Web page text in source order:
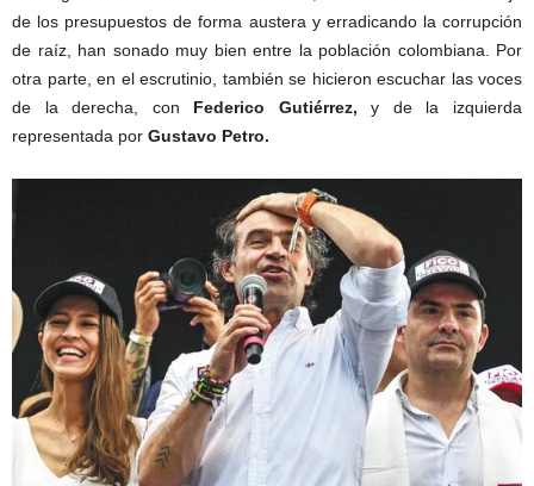
de los presupuestos de forma austera y erradicando la corrupción
de raíz, han sonado muy bien entre la población colombiana. Por
otra parte, en el escrutinio, también se hicieron escuchar las voces
de la derecha, con Federico Gutiérrez, y de la izquierda
representada por Gustavo Petro.